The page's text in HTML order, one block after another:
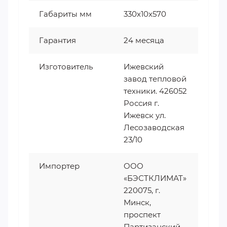
Габариты мм 330x10x570
Гарантия 24 месяца
Изготовитель
Ижевский
завод тепловой
техники. 426052
Россия г.
Ижевск ул.
Лесозаводская
23/10
Импортер
ООО
«БЭСТКЛИМАТ»
220075, г.
Минск,
проспект